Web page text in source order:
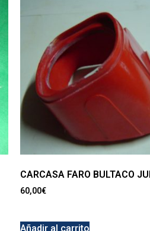
CARCASA FARO BULTACO
60,00€
Añadir al carrito